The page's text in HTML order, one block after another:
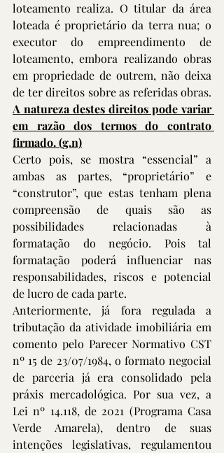
loteamento realiza. O titular da área
loteada é proprietário da terra nua; o
executor do empreendimento de
loteamento, embora realizando obras
em propriedade de outrem, não deixa
A natureza destes direitos pode variar
em razão dos termos do contrato
firmado. (g.n)
Certo pois, se mostra “essencial” a
ambas as partes, “proprietário” e
“construtor”, que estas tenham plena
compreensão de quais são as
possibilidades relacionadas à
formatação do negócio. Pois tal
formatação poderá influenciar nas
responsabilidades, riscos e potencial
de lucro de cada parte.
Anteriormente, já fora regulada a
tributação da atividade imobiliária em
comento pelo Parecer Normativo CST
nº 15 de 23/07/1984, o formato negocial
de parceria já era consolidado pela
Lei nº 14.118, de 2021 (Programa Casa
Verde Amarela), dentro de suas
intenções legislativas, regulamentou